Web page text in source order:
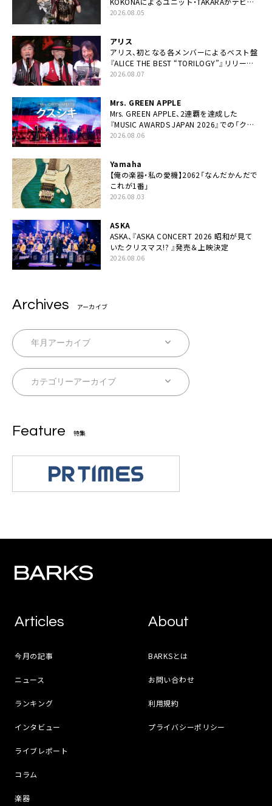
ー
2026.08.05
アリス
アリス、初となる各メンバーによるベスト盤
『ALICE THE BEST “TORILOGY”』リリース
決定
2026.08.07
Mrs. GREEN APPLE
Mrs. GREEN APPLE、2連覇を達成した
『MUSIC AWARDS JAPAN 2026』での「クス
シキ」ライブパフォーマンスをYouTube公開
2026.08.06
Yamaha
【俺の楽器・私の愛機】2062「なんだかんだで
これが1番」
2026.08.03
ASKA
ASKA、『ASKA CONCERT 2026 昭和が見て
いたクリスマス!? 』発売＆上映決定
2026.08.06
Archives アーカイブ
Feature 特集
Articles
今月の記事
ニュース
ランキング
インタビュー
ライブレポート
コラム
楽器
About
BARKSとは
お問い合わせ
利用規約
プライバシーポリシー